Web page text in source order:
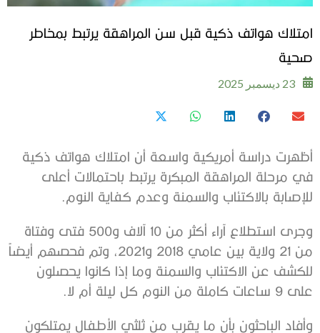
امتلاك هواتف ذكية قبل سن المراهقة يرتبط بمخاطر
صحية
23 ديسمبر 2025
أظهرت دراسة أمريكية واسعة أن امتلاك هواتف ذكية
في مرحلة المراهقة المبكرة يرتبط باحتمالات أعلى
للإصابة بالاكتئاب والسمنة وعدم كفاية النوم.
وجرى استطلاع آراء أكثر من 10 آلاف و500 فتى وفتاة
من 21 ولاية بين عامي 2018 و2021، وتم فحصهم أيضاً
للكشف عن الاكتئاب والسمنة وما إذا كانوا يحصلون
على 9 ساعات كاملة من النوم كل ليلة أم لا.
وأفاد الباحثون بأن ما يقرب من ثلثي الأطفال يمتلكون